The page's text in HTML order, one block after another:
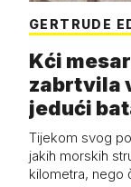
GERTRUDE
Kći
zabrtvila
jedući
Tijekom svog
jakih morskih
kilometra, nego